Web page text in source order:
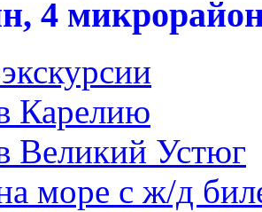
4
Карелию
Великий Устюг
море с ж/д